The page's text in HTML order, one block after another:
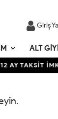
Giriş
ALT
TAKSİT İMKANI